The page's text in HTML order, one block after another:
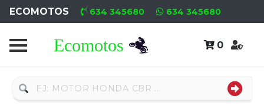
ECOMOTOS 634 345680 634 345680
0
Home
Usado